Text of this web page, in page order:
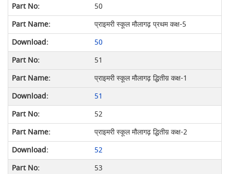
50
प्राइमरी स्कूल मौलागढ़ प्रथम कक्ष-5
50
51
प्राइमरी स्कूल मौलागढ़ द्धितीय़ कक्ष-1
51
52
प्राइमरी स्कूल मौलागढ़ द्धितीय़ कक्ष-2
52
53